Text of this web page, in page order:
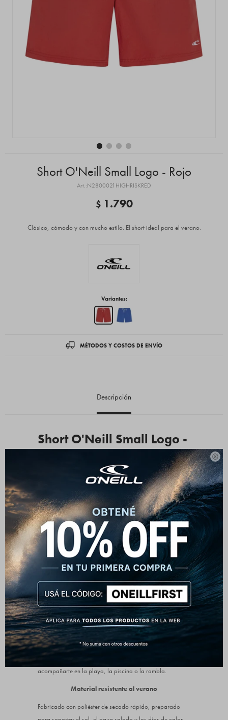

Short O'Neill Small Logo - Rojo
N2800021HIGHRISKRED
$ 1.790
Clásico, cómodo y con mucho estilo. El short ideal para el verano.
Variantes:
MÉTODOS Y COSTOS DE ENVÍO
Descripción
Short O'Neill Small Logo -
Estilo clásico con un color
impactante
Este short de baño O'Neill combina un diseño simple con
un toque vibrante que no pasa desapercibido. Perfecto
para quienes prefieren un look limpio pero con
personalidad.
Comodidad para todo el día
Su cintura elástica con cordón ajustable y su calce
relajado aseguran comodidad tanto dentro como fuera
del agua. Ideal para pasar del agua al asado sin
cambiarte.
Detalles funcionales
Incluye bolsillos laterales, bolsillo trasero con cierre de
acompañarte en la playa, la piscina o la rambla.
Material resistente al verano
Fabricado con poliéster de secado rápido, preparado